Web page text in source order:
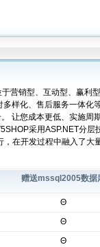
营销型、互动型、赢利
多样化、售后服务一体化
让您成本更低、实施周
采用ASP.NET分
，在开发过程中融入了大
赠送mssql2005数据
Θ
Θ
Θ